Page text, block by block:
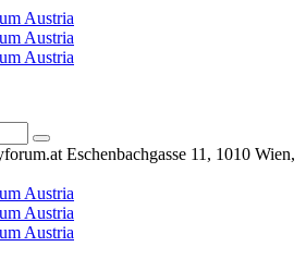
Eschenbachgasse 11, 1010 Wien,